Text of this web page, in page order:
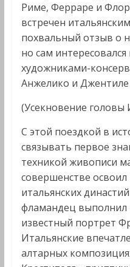
Риме, Ферраре и
встречен
похвальный отзыв о
но сам
художниками-
Анжелико и
(Усекновение
С этой поездкой в
связывать первое
техникой живописи
совершенстве освоил
итальянских
фламандец
известный портрет
Итальянские
алтарных